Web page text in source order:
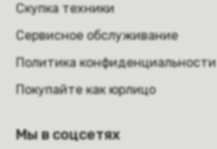
Скупка техники
Сервисное обслуживание
Политика конфиденциальности
Покупайте как юрлицо
Мы в соцсетях